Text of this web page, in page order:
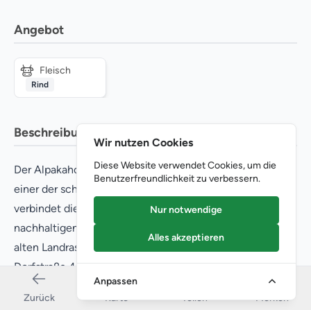
Angebot
Fleisch
Rind
Beschreibung
Der Alpakahof Riegsee liegt in Riegsee im Blauen Land,
einer der schönsten Voralpenregionen Bayerns, und
verbindet die Faszination der Alpakahaltung mit der
nachhaltigen Vermarktung von Bio-Rindfleisch aus einer
alten Landrasse. Josef Schmid und sein Betrieb in der
Dorfstraße 44 in Riegsee bieten ein außergewöhnliches
Angebot, das Tiererlebnis, hochwertige Wolle und
exzellentes Rindfleisch unter einem Dach vereint.
Zurück Karte Teilen Merken
Wir nutzen Cookies
Diese Website verwendet Cookies, um die
Benutzerfreundlichkeit zu verbessern.
Nur notwendige
Alles akzeptieren
Anpassen